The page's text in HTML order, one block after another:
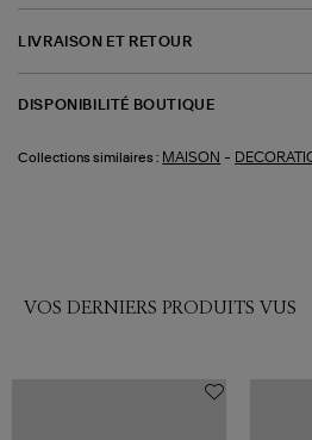
LIVRAISON ET RETOUR
DISPONIBILITÉ BOUTIQUE
Collections similaires : MAISON -
VOS DERNIERS PRODUITS VUS